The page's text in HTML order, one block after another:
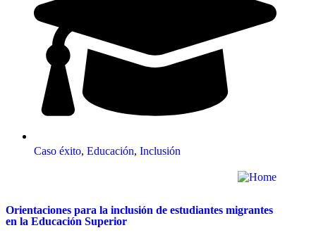
Caso éxito, Educación, Inclusión
Orientaciones para la inclusión de estudiantes migrantes
en la Educación Superior